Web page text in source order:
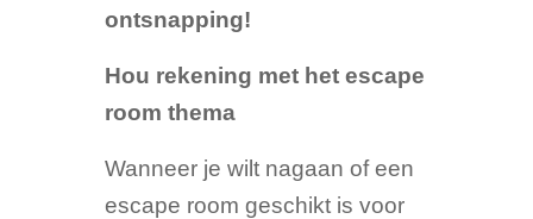
ontsnapping!
Hou rekening met het escape
room thema
Wanneer je wilt nagaan of een
escape room geschikt is voor